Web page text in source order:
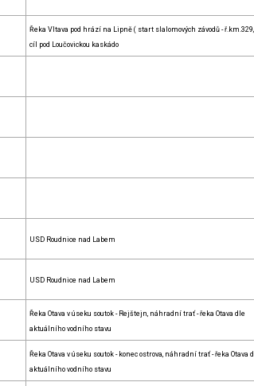
Řeka Vltava pod hrází na Lipně ( start slalomových závodů -
cíl pod Loučovickou kaskádo
USD Roudnice nad Labem
USD Roudnice nad Labem
Řeka Otava v úseku soutok - Rejštejn, náhradní trať - řeka Otava dle
aktuálního vodního stavu
Řeka Otava v úseku soutok - konec ostrova, náhradní trať - řeka Otava
aktuálního vodního stavu